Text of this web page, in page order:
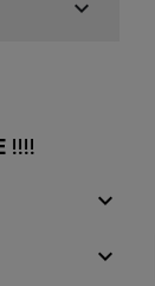

!!!!

